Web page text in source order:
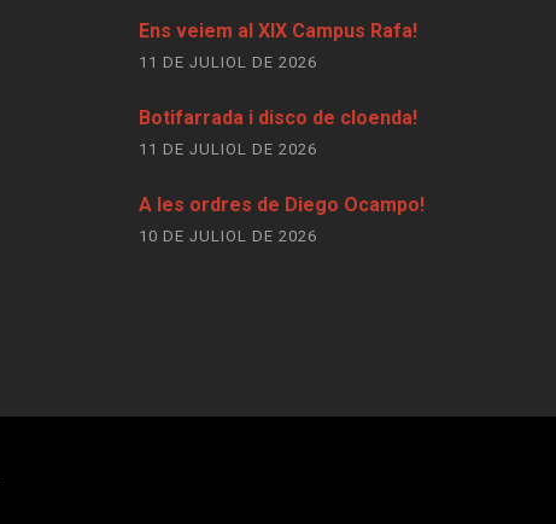
Ens veiem al XIX Campus Rafa!
11 DE JULIOL DE 2026
Botifarrada i disco de cloenda!
11 DE JULIOL DE 2026
A les ordres de Diego Ocampo!
10 DE JULIOL DE 2026